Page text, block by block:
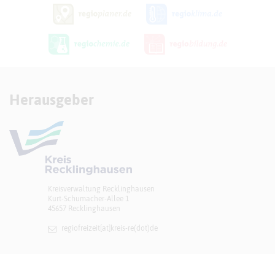
Herausgeber
Kreisverwaltung Recklinghausen
Kurt-Schumacher-Allee 1
45657 Recklinghausen
regiofreizeit[at]​kreis-re(dot)de